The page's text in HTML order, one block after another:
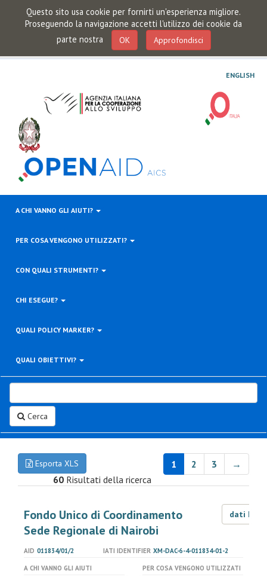
Questo sito usa cookie per fornirti un'esperienza migliore.
Proseguendo la navigazione accetti l'utilizzo dei cookie da
parte nostra
OK Approfondisci
ENGLISH
A CHI VANNO GLI AIUTI?
PER COSA VENGONO UTILIZZATI?
CON QUALI STRUMENTI?
CHI ESEGUE?
QUALI POLICY MARKER?
QUALI OBIETTIVI?
Cerca
Esporta XLS 1 2 3
→
60 Risultati della ricerca
Fondo Unico di Coordinamento
Sede Regionale di Nairobi
dati LOD
AID 011834/01/2 IATI IDENTIFIER XM-DAC-6-4-011834-01-2
A CHI VANNO GLI AIUTI
PER COSA VENGONO UTILIZZATI